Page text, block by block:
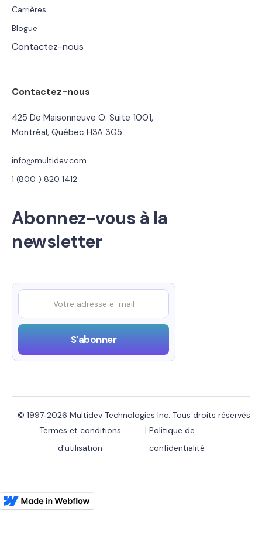
Carrières
Blogue
Contactez-nous
Contactez-nous
425 De Maisonneuve O. Suite 1001,
Montréal, Québec H3A 3G5
info@multidev.com
1 (800 ) 820 1412
Abonnez-vous à la
newsletter
© 1997‑2026 Multidev Technologies Inc. Tous droits réservés
Termes et conditions
d'utilisation
| Politique de
confidentialité